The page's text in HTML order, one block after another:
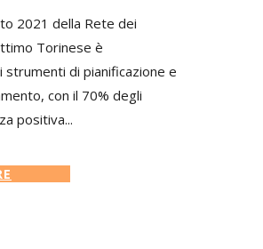
2021 della Rete dei
Torinese è
strumenti di pianificazione e
con il 70% degli
positiva...